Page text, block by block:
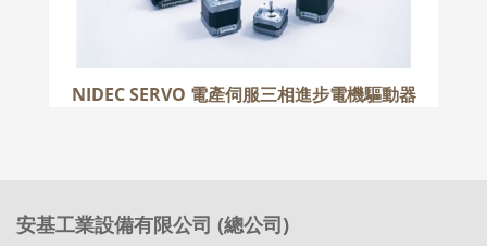
NIDEC SERVO 電產伺服三相進步電機驅動器
安基工業設備有限公司 (總公司)